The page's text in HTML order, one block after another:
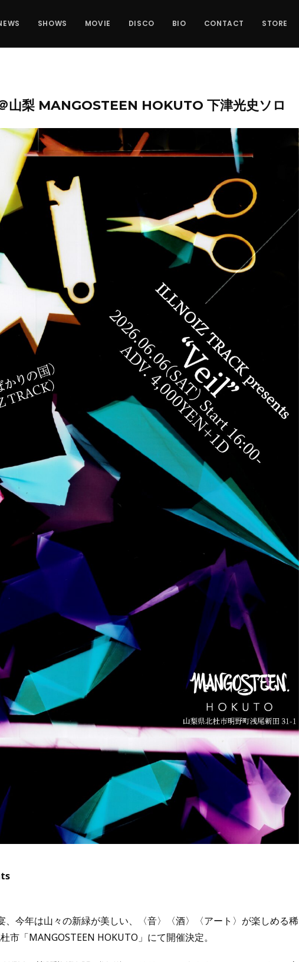
SHOWS MOVIE DISCO BIO CONTACT STORE
梨 MANGOSTEEN HOKUTO 下津光史ソロ
、今年は山々の新緑が美しい、〈音〉〈酒〉〈アート〉が楽しめる稀
市「MANGOSTEEN HOKUTO」にて開催決定。